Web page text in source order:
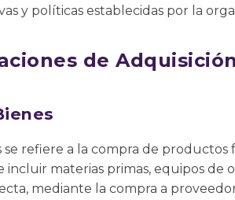
y políticas establecidas por la
de Adquisición
se refiere a la compra de
incluir materias primas, equipos de
mediante la compra a